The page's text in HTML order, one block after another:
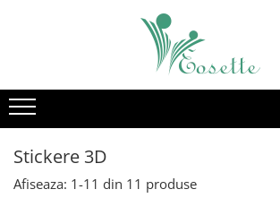
Stickere Educative pentru Scoli
Stickere Educative - Litere,
Avioane, Baloane Si Barcute
Fototapet Camere Copii
Fototapet Design
Fototapet Floral
Fototapet Natura
Stickere 3D
Afiseaza: 1-11 din 11 produse